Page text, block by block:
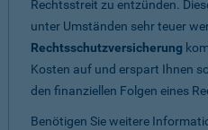
Rechtsstreit zu entzünden.
unter Umständen sehr teuer
Rechtsschutzversicherung
Kosten auf und erspart Ihnen
den finanziellen Folgen eines
Benötigen Sie weitere